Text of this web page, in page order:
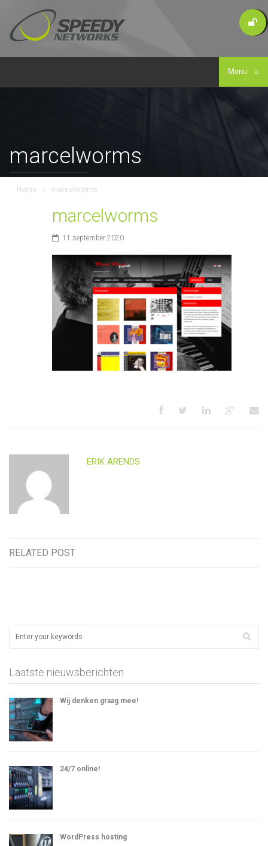
Menu ≡
marcelworms
Home / marcelworms
marcelworms
11 september 2020
ERIK ARENDS
RELATED POST
Laatste nieuwsberichten
Wij denken graag mee!
24/7 online!
WordPress hosting